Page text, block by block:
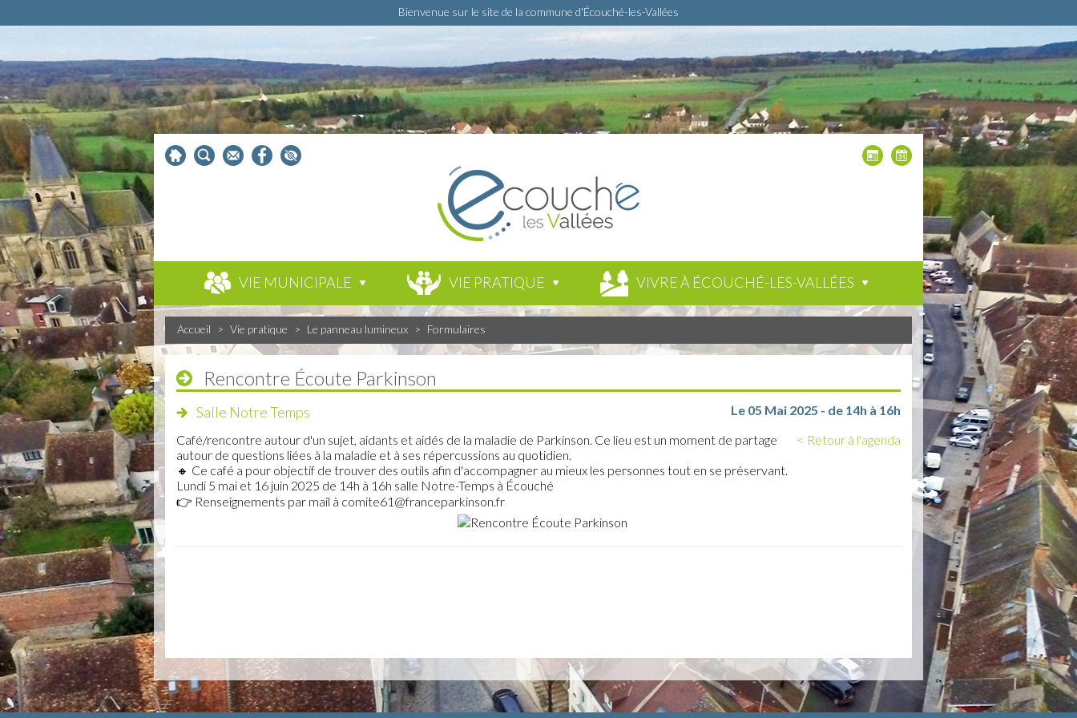
Bienvenue sur le site de la commune d'Écouché-les-Vallées
VIE MUNICIPALE VIE PRATIQUE VIVRE À ÉCOUCHÉ-LES-VALLÉES
Accueil > Vie pratique > Le panneau lumineux > Formulaires
Rencontre Écoute Parkinson
Salle Notre Temps
Le 05 Mai 2025 - de 14h à 16h
< Retour à l'agenda
Café/rencontre autour d'un sujet, aidants et aidés de la maladie de Parkinson. Ce lieu est un moment de partage
autour de questions liées à la maladie et à ses répercussions au quotidien.
🔸 Ce café a pour objectif de trouver des outils afin d'accompagner au mieux les personnes tout en se préservant.
Lundi 5 mai et 16 juin 2025 de 14h à 16h salle Notre-Temps à Écouché
👉 Renseignements par mail à comite61@franceparkinson.fr